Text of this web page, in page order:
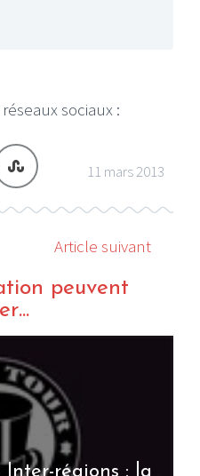
sociaux :
11 mars 2013
Article suivant
peuvent